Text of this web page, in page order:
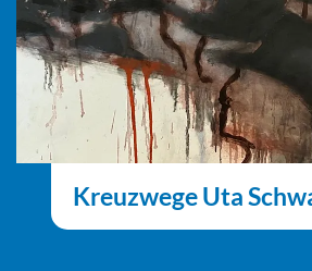
Kreuzwege Uta